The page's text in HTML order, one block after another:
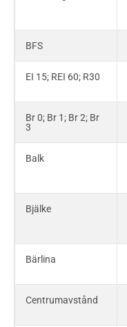
KIFS
K-skiva
Kamspik
Kantkrokighet
Konstruktionsvirke
Kortling
GL28cs; GL28hs
BFS
EI 15; REI 60; R30
Br 0; Br 1; Br 2; Br
3
Balk
Bjälke
Bärlina
Centrumavstånd